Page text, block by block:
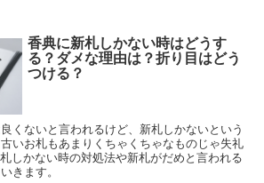
香典に新札しかない時はどうす
る？ダメな理由は？折り目はどう
つける？
くないと言われるけど、新札しかないという
いお札もあまりくちゃくちゃなものじゃ失礼
しかない時の対処法や新札がだめと言われる
きます。